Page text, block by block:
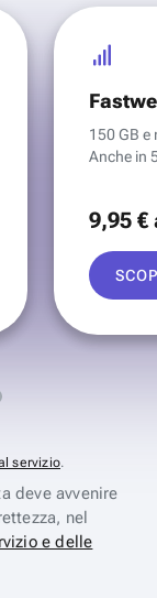
150 GB e
Anche in
9,95 €
servizio.
deve avvenire
nel
e delle